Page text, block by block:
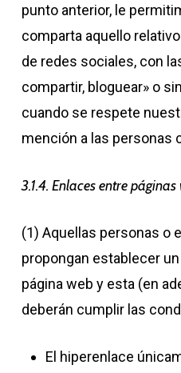
punto anterior, le
comparta aquello
de redes sociales, con
compartir, bloguear» o
cuando se respete
mención a las personas
3.1.4. Enlaces entre páginas
(1) Aquellas personas o
propongan establecer
página web y esta (en
deberán cumplir las
El hiperenlace